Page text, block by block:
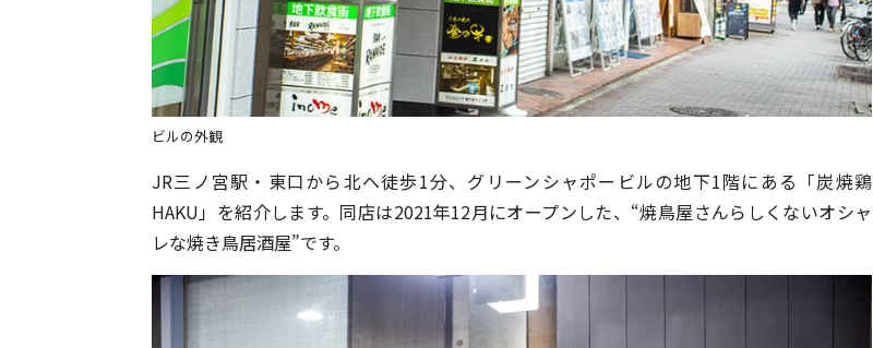
ビルの外観
JR三ノ宮駅・東口から北へ徒歩1分、グリーンシャポービルの地下1階にある「炭焼鶏
HAKU」を紹介します。同店は2021年12月にオープンした、“焼鳥屋さんらしくないオシャ
レな焼き鳥居酒屋”です。